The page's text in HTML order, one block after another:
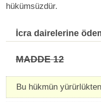
hükümsüzdür.
İcra dairelerine
MADDE 12
Bu hükmün